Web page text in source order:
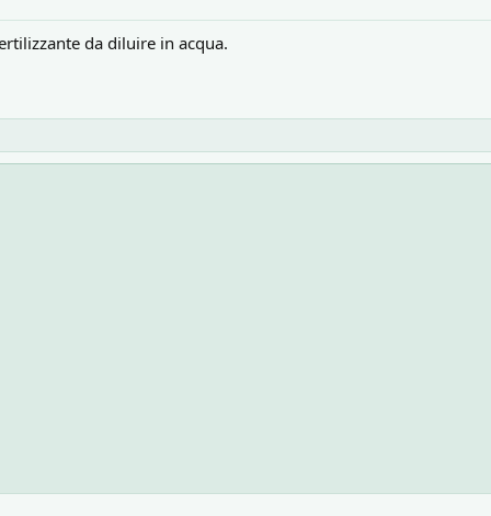
da diluire in acqua.